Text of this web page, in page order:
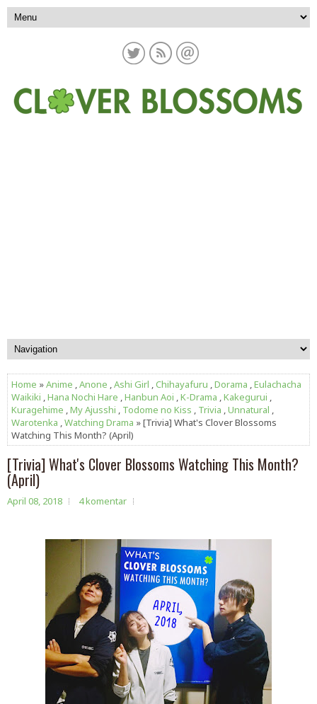
Home »Anime ,Anone ,Ashi Girl ,Chihayafuru ,Dorama ,Eulachacha
Waikiki ,Hana Nochi Hare ,Hanbun Aoi ,K-Drama ,Kakegurui ,
Kuragehime ,My Ajusshi , Todome no Kiss , Trivia ,Unnatural ,
Warotenka ,Watching Drama » [Trivia] What's Clover Blossoms
Watching This Month? (April)
[Trivia] What's Clover Blossoms Watching This Month?
(April)
April 08, 2018 4 komentar